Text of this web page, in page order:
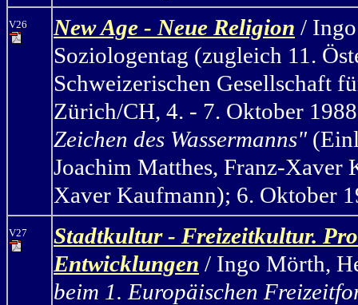
V26 New Age - Neue Religion /
Soziologentag (zugleich 11.
Schweizerischen Gesellschaft
Zürich/CH, 4. - 7. Oktober
Zeichen des Wassermanns"(
Joachim Matthes, Franz-Xaver
Xaver Kaufmann); 6. Oktober
V27
Stadtkultur - Freizeitkultur.
Entwicklungen / Ingo Mörth,
beim 1. Europäischen